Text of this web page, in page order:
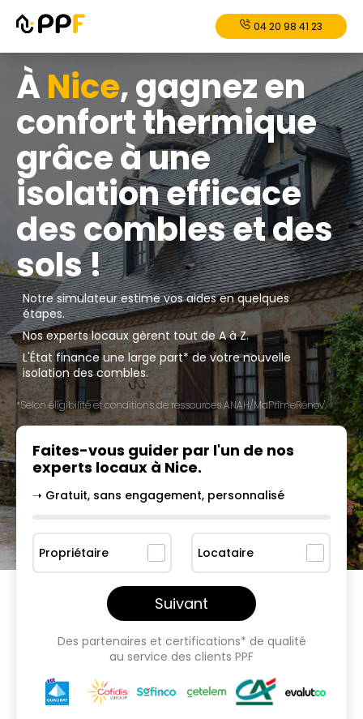
04 20 98 41 23
ÀNice, gagnez en
confort thermique
grâce à une
isolation efficace
des combles et des
sols !
Notre simulateur estime vos aides en quelques
étapes.
Nos experts locaux gèrent tout de A à Z.
L'État finance une large part* de votre nouvelle
isolation des combles.
*Selon éligibilité et conditions de ressources ANAH/MaPrimeRénov'.
Faites-vous guider par l'un de nos
experts locaux à Nice.
➝ Gratuit, sans engagement, personnalisé
Propriétaire Locataire
Suivant
Des partenaires et certifications* de qualité
au service des clients PPF